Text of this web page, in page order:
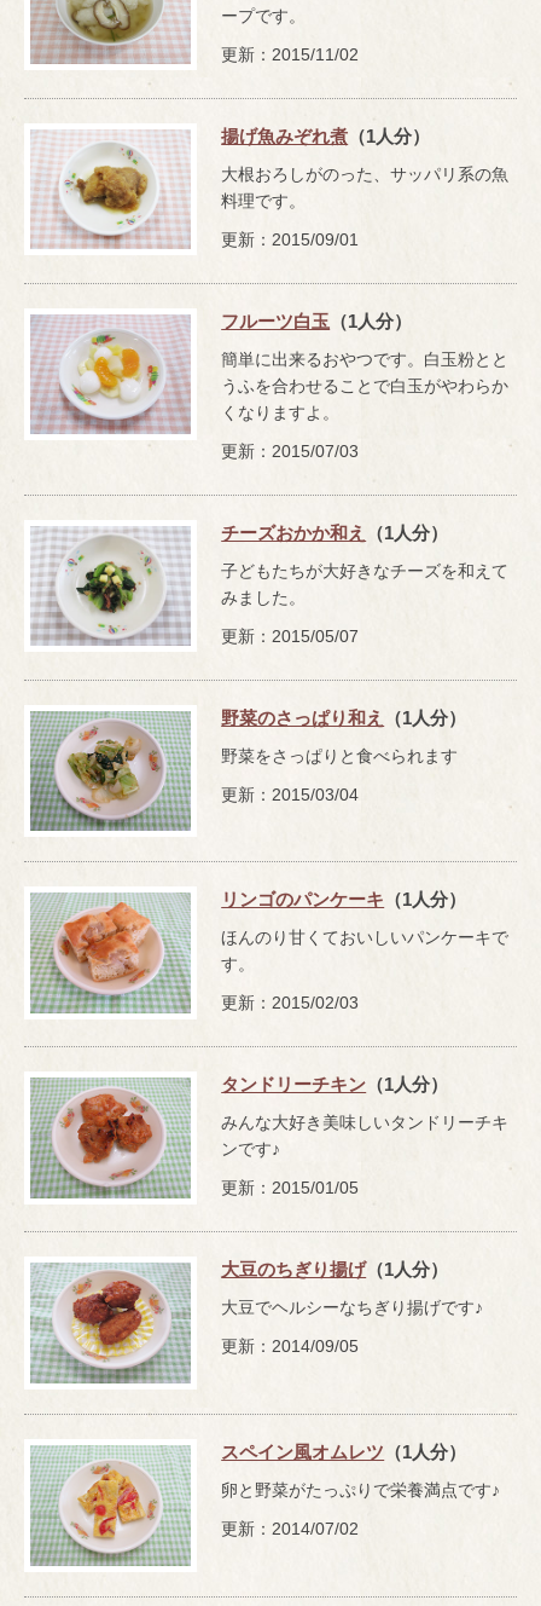
ープです。
更新：2015/11/02
揚げ魚みぞれ煮 （1人分）
大根おろしがのった、サッパリ系の魚
料理です。
更新：2015/09/01
フルーツ白玉 （1人分）
簡単に出来るおやつです。白玉粉とと
うふを合わせることで白玉がやわらか
くなりますよ。
更新：2015/07/03
チーズおかか和え （1人分）
子どもたちが大好きなチーズを和えて
みました。
更新：2015/05/07
野菜のさっぱり和え （1人分）
野菜をさっぱりと食べられます
更新：2015/03/04
リンゴのパンケーキ （1人分）
ほんのり甘くておいしいパンケーキで
す。
更新：2015/02/03
タンドリーチキン （1人分）
みんな大好き美味しいタンドリーチキ
ンです♪
更新：2015/01/05
大豆のちぎり揚げ（1人分）
大豆でヘルシーなちぎり揚げです♪
更新：2014/09/05
スペイン風オムレツ （1人分）
卵と野菜がたっぷりで栄養満点です♪
更新：2014/07/02